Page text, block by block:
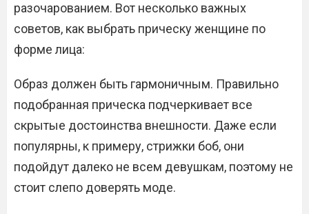
разочарованием. Вот несколько важных
советов, как выбрать прическу женщине по
форме лица:
Образ должен быть гармоничным. Правильно
подобранная прическа подчеркивает все
скрытые достоинства внешности. Даже если
популярны, к примеру, стрижки боб, они
подойдут далеко не всем девушкам, поэтому не
стоит слепо доверять моде.